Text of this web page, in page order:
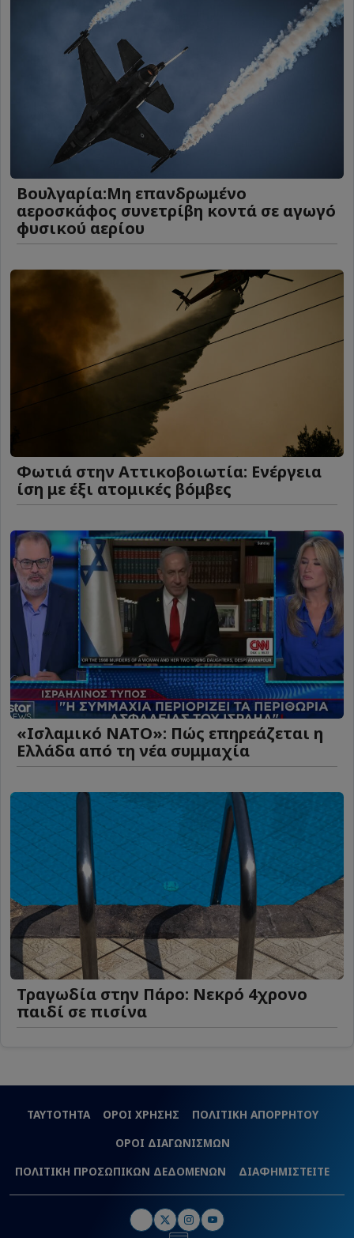
Βουλγαρία:Μη επανδρωμένο
αεροσκάφος συνετρίβη κοντά σε αγωγό
φυσικού αερίου
Φωτιά στην Αττικοβοιωτία: Ενέργεια
ίση με έξι ατομικές βόμβες
«Ισλαμικό ΝΑΤΟ»: Πώς επηρεάζεται η
Ελλάδα από τη νέα συμμαχία
Τραγωδία στην Πάρο: Νεκρό 4χρονο
παιδί σε πισίνα
ΤΑΥΤΟΤΗΤΑ ΟΡΟΙ ΧΡΗΣΗΣ
ΠΟΛΙΤΙΚΗ ΑΠΟΡΡΗΤΟΥ
ΟΡΟΙ ΔΙΑΓΩΝΙΣΜΩΝ
ΠΟΛΙΤΙΚΗ ΠΡΟΣΩΠΙΚΩΝ ΔΕΔΟΜΕΝΩΝ
ΔΙΑΦΗΜΙΣΤΕΙΤΕ